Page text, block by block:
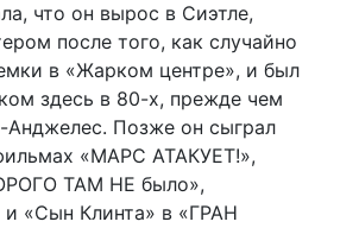
что он вырос в Сиэтле,
после того, как случайно
в «Жарком центре», и был
здесь в 80-х, прежде чем
Анджелес. Позже он сыграл
«МАРС АТАКУЕТ!»,
ТАМ НЕ было»,
«Сын Клинта» в «ГРАН